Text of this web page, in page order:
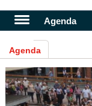
Agenda
Agenda